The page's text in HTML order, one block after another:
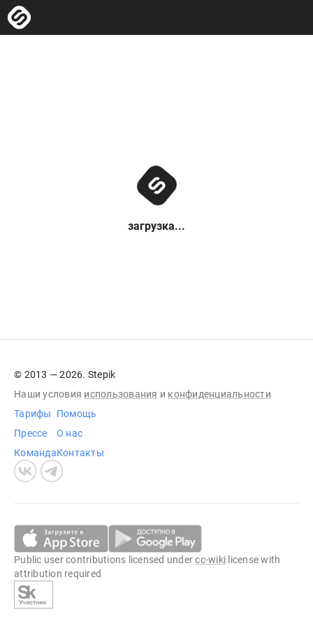
загрузка...
© 2013 — 2026. Stepik
Наши условия использования и конфиденциальности
Тарифы
Прессе
Команда
Помощь
О нас
Контакты
Public user contributions licensed undercc-wiki license with
attribution required